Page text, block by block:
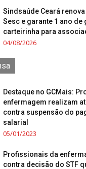
Sindsaúde Ceará
Sesc e garante 1 ano de
carteirinha para
04/08/2026
Destaque no GCMais:
enfermagem realizam
contra suspensão do
salarial
05/01/2023
Profissionais da
contra decisão do STF